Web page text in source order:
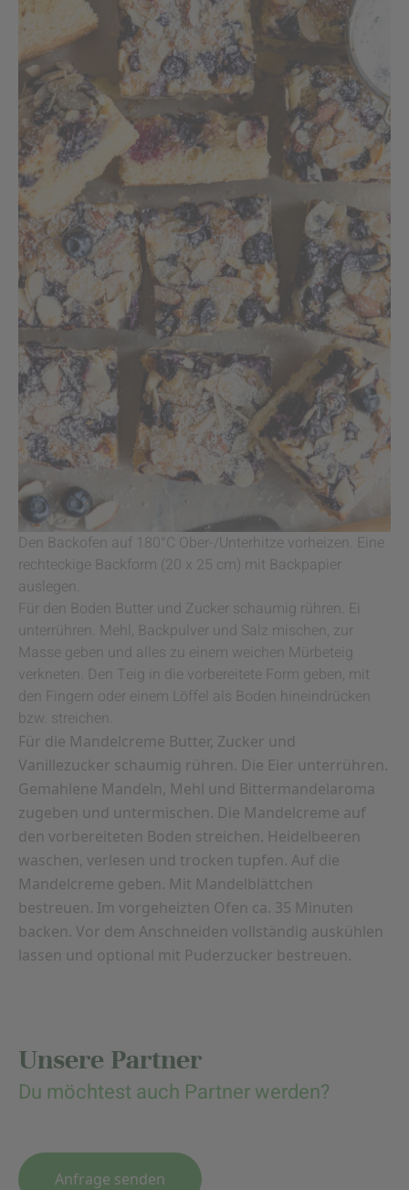
Den Backofen auf 180°C Ober-/Unterhitze vorheizen. Eine
rechteckige Backform (20 x 25 cm) mit Backpapier
auslegen.
Für den Boden Butter und Zucker schaumig rühren. Ei
unterrühren. Mehl, Backpulver und Salz mischen, zur
Masse geben und alles zu einem weichen Mürbeteig
verkneten. Den Teig in die vorbereitete Form geben, mit
den Fingern oder einem Löffel als Boden hineindrücken
bzw. streichen.
Für die Mandelcreme Butter, Zucker und
Vanillezucker schaumig rühren. Die Eier unterrühren.
Gemahlene Mandeln, Mehl und Bittermandelaroma
zugeben und untermischen. Die Mandelcreme auf
den vorbereiteten Boden streichen. Heidelbeeren
waschen, verlesen und trocken tupfen. Auf die
Mandelcreme geben. Mit Mandelblättchen
bestreuen. Im vorgeheizten Ofen ca. 35 Minuten
backen. Vor dem Anschneiden vollständig auskühlen
lassen und optional mit Puderzucker bestreuen.
Unsere Partner
Du möchtest auch Partner werden?
Anfrage senden